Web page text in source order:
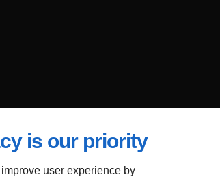
is our priority
user experience by